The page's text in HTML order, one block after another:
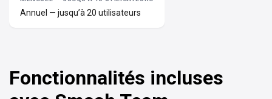
Annuel — jusqu’à 20 utilisateurs
Fonctionnalités incluses